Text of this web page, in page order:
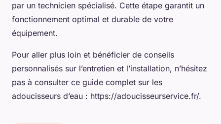
par un technicien spécialisé. Cette étape garantit un
fonctionnement optimal et durable de votre
équipement.
Pour aller plus loin et bénéficier de conseils
personnalisés sur l’entretien et l’installation, n’hésitez
pas à consulter ce guide complet sur les
adoucisseurs d’eau : https://adoucisseurservice.fr/.